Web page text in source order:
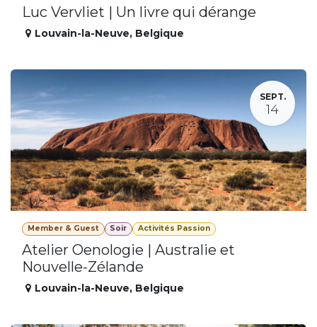
Luc Vervliet | Un livre qui dérange
Louvain-la-Neuve, Belgique
SEPT.
14
Member & Guest Soir Activités Passion
Atelier Oenologie | Australie et
Nouvelle-Zélande
Louvain-la-Neuve, Belgique